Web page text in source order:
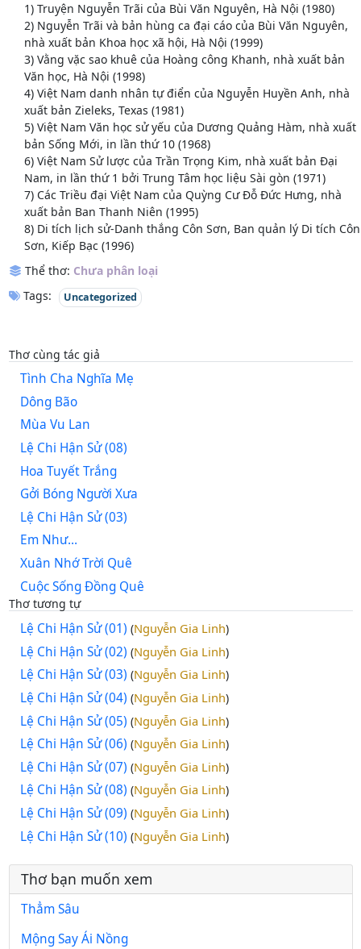
1) Truyện Nguyễn Trãi của Bùi Văn Nguyên, Hà Nội (1980)
2) Nguyễn Trãi và bản hùng ca đại cáo của Bùi Văn Nguyên,
nhà xuất bản Khoa học xã hội, Hà Nội (1999)
3) Vằng vặc sao khuê của Hoàng công Khanh, nhà xuất bản
Văn học, Hà Nội (1998)
4) Việt Nam danh nhân tự điển của Nguyễn Huyền Anh, nhà
xuất bản Zieleks, Texas (1981)
5) Việt Nam Văn học sử yếu của Dương Quảng Hàm, nhà xuất
bản Sống Mới, in lần thứ 10 (1968)
6) Việt Nam Sử lược của Trần Trọng Kim, nhà xuất bản Đại
Nam, in lần thứ 1 bởi Trung Tâm học liệu Sài gòn (1971)
7) Các Triều đại Việt Nam của Quỳng Cư Đỗ Đức Hưng, nhà
xuất bản Ban Thanh Niên (1995)
8) Di tích lịch sử-Danh thắng Côn Sơn, Ban quản lý Di tích Côn
Sơn, Kiếp Bạc (1996)
Thể thơ: Chưa phân loại
Tags:
Uncategorized
Thơ cùng tác giả
Tình Cha Nghĩa Mẹ
Dông Bão
Mùa Vu Lan
Lệ Chi Hận Sử (08)
Hoa Tuyết Trắng
Gởi Bóng Người Xưa
Lệ Chi Hận Sử (03)
Em Như…
Xuân Nhớ Trời Quê
Cuộc Sống Đồng Quê
Thơ tương tự
Lệ Chi Hận Sử (01) (Nguyễn Gia Linh)
Lệ Chi Hận Sử (02) (Nguyễn Gia Linh)
Lệ Chi Hận Sử (03) (Nguyễn Gia Linh)
Lệ Chi Hận Sử (04) (Nguyễn Gia Linh)
Lệ Chi Hận Sử (05) (Nguyễn Gia Linh)
Lệ Chi Hận Sử (06) (Nguyễn Gia Linh)
Lệ Chi Hận Sử (07) (Nguyễn Gia Linh)
Lệ Chi Hận Sử (08) (Nguyễn Gia Linh)
Lệ Chi Hận Sử (09) (Nguyễn Gia Linh)
Lệ Chi Hận Sử (10) (Nguyễn Gia Linh)
Thơ bạn muốn xem
Thẳm Sâu
Mộng Say Ái Nồng